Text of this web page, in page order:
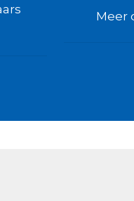
Meer